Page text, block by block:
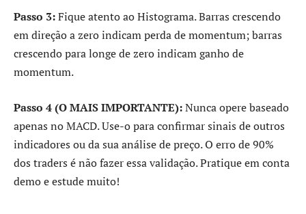
Passo 3:Fique atento ao Histograma. Barras crescendo
em direção a zero indicam perda de momentum; barras
crescendo para longe de zero indicam ganho de
momentum.
Passo 4 (O MAIS IMPORTANTE):Nunca opere baseado
apenas no MACD. Use-o para confirmar sinais de outros
indicadores ou da sua análise de preço. O erro de 90%
dos traders é não fazer essa validação. Pratique em conta
demo e estude muito!